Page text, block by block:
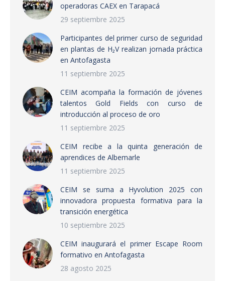
operadoras CAEX en Tarapacá
29 septiembre 2025
Participantes del primer curso de seguridad
en plantas de H₂V realizan jornada práctica
en Antofagasta
11 septiembre 2025
CEIM acompaña la formación de jóvenes
talentos Gold Fields con curso de
introducción al proceso de oro
11 septiembre 2025
CEIM recibe a la quinta generación de
aprendices de Albemarle
11 septiembre 2025
CEIM se suma a Hyvolution 2025 con
innovadora propuesta formativa para la
transición energética
10 septiembre 2025
CEIM inaugurará el primer Escape Room
formativo en Antofagasta
28 agosto 2025